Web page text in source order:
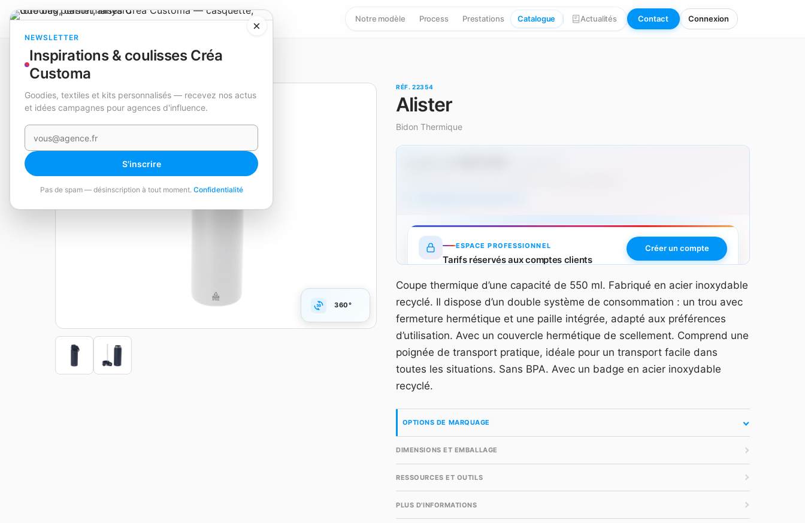
×
NEWSLETTER
Inspirations & coulisses Créa
Customa
Goodies, textiles et kits personnalisés — recevez nos actus
et idées campagnes pour agences d'influence.
Votre e-mail
S'inscrire
Pas de spam — désinscription à tout moment. Confidentialité
Notre modèle Process Prestations Catalogue Actualités Contact Connexion
Catalogue Nouveautés Bidon Thermique Alister
EN STOCK
360°
RÉF. 22354
Alister
Bidon Thermique
ESPACE PROFESSIONNEL
Tarifs réservés aux comptes clients
accès gratuit en quelques secondes.
Créer un compte
Coupe thermique d’une capacité de 550 ml. Fabriqué en acier inoxydable
recyclé. Il dispose d’un double système de consommation : un trou avec
fermeture hermétique et une paille intégrée, adapté aux préférences
d’utilisation. Avec un couvercle hermétique de scellement. Comprend une
poignée de transport pratique, idéale pour un transport facile dans
toutes les situations. Sans BPA. Avec un badge en acier inoxydable
recyclé.
OPTIONS DE MARQUAGE
DIMENSIONS ET EMBALLAGE
RESSOURCES ET OUTILS
PLUS D'INFORMATIONS